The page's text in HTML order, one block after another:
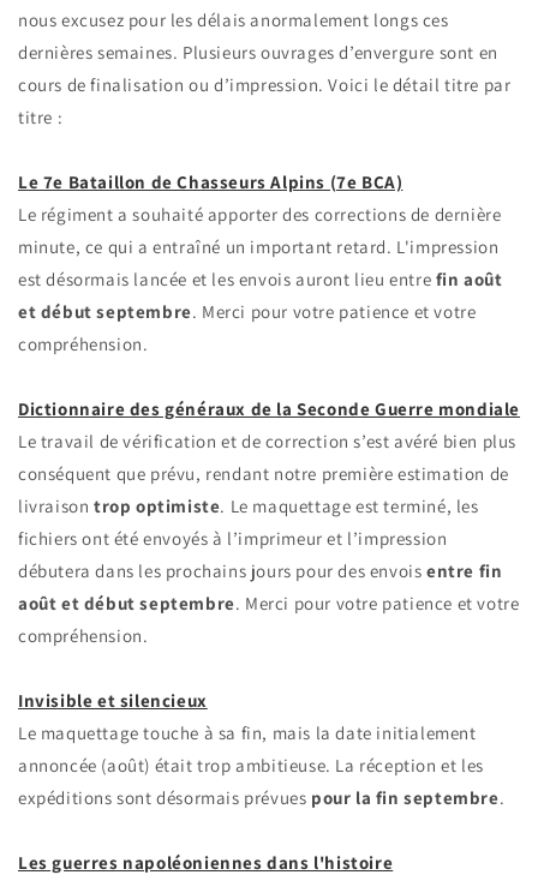
nous excusez pour les délais anormalement longs ces
dernières semaines. Plusieurs ouvrages d’envergure sont en
cours de finalisation ou d’impression. Voici le détail titre par
titre :
Le 7e Bataillon de Chasseurs Alpins (7e BCA)
Le régiment a souhaité apporter des corrections de dernière
minute, ce qui a entraîné un important retard. L'impression
est désormais lancée et les envois auront lieu entre fin août
et début septembre. Merci pour votre patience et votre
compréhension.
Dictionnaire des généraux de la Seconde Guerre mondiale
Le travail de vérification et de correction s’est avéré bien plus
conséquent que prévu, rendant notre première estimation de
livraison trop optimiste. Le maquettage est terminé, les
fichiers ont été envoyés à l’imprimeur et l’impression
débutera dans les prochains jours pour des envoisentre fin
août et début septembre. Merci pour votre patience et votre
compréhension.
Invisible et silencieux
Le maquettage touche à sa fin, mais la date initialement
annoncée (août) était trop ambitieuse. La réception et les
expéditions sont désormais prévues pour la fin septembre.
Les guerres napoléoniennes dans l'histoire